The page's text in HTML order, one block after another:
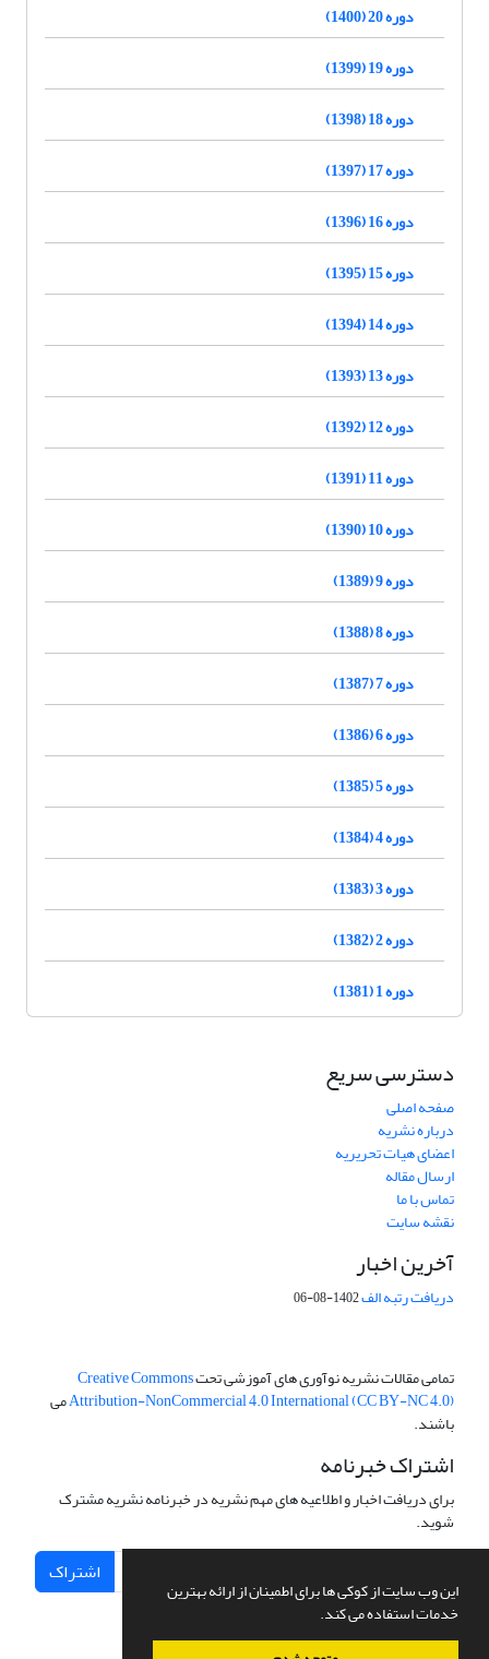
این وب سایت از کوکی ها برای اطمینان از ارائه بهترین
خدمات استفاده می کند.
دوره 20 (1400)
دوره 19 (1399)
دوره 18 (1398)
دوره 17 (1397)
دوره 16 (1396)
دوره 15 (1395)
دوره 14 (1394)
دوره 13 (1393)
دوره 12 (1392)
دوره 11 (1391)
دوره 10 (1390)
دوره 9 (1389)
دوره 8 (1388)
دوره 7 (1387)
دوره 6 (1386)
دوره 5 (1385)
دوره 4 (1384)
دوره 3 (1383)
دوره 2 (1382)
دوره 1 (1381)
دسترسی سریع
صفحه اصلی
درباره نشریه
اعضای هیات تحریریه
ارسال مقاله
تماس با ما
نقشه سایت
آخرین اخبار
دریافت رتبه الف1402-08-06
تمامی مقالات نشریه نوآوری های آموزشی تحتCreative Commons
Attribution-NonCommercial 4.0 International (CC BY-NC 4.0)می
باشند.
اشتراک خبرنامه
برای دریافت اخبار و اطلاعیه های مهم نشریه در خبرنامه نشریه مشترک
شوید.
اشتراک